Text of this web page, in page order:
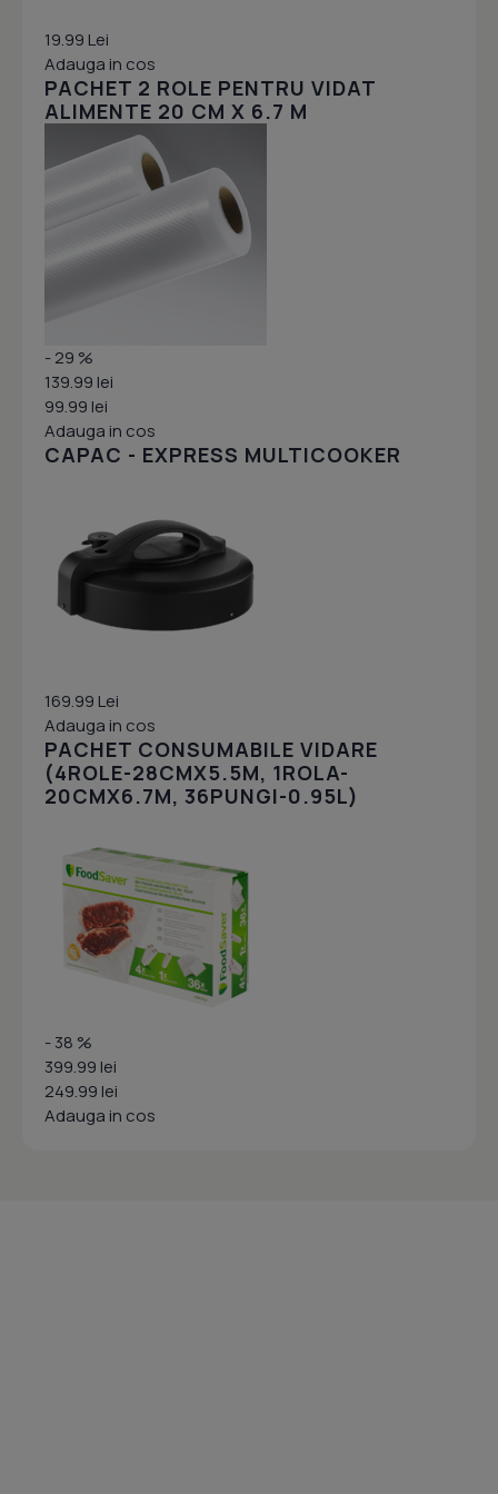
19.99 Lei
Adauga in cos
PACHET 2 ROLE PENTRU VIDAT
ALIMENTE 20 CM X 6.7 M
- 29 %
139.99 lei
99.99 lei
Adauga in cos
CAPAC - EXPRESS MULTICOOKER
169.99 Lei
Adauga in cos
PACHET CONSUMABILE VIDARE
(4ROLE-28CMX5.5M, 1ROLA-
20CMX6.7M, 36PUNGI-0.95L)
- 38 %
399.99 lei
249.99 lei
Adauga in cos